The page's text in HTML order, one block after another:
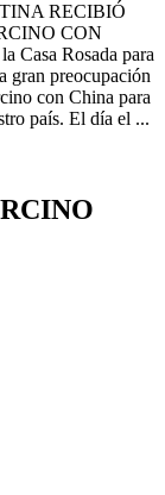
RECIBIÓ
CON
Casa Rosada para
gran preocupación
con China para
país. El día el ...